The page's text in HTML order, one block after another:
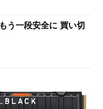
う一段安全に 買い切